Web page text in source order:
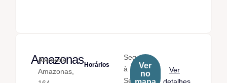
Amazonas
Alameda
Amazonas,
Horários
Seg.
à
Sex.
Ver
no
Ver